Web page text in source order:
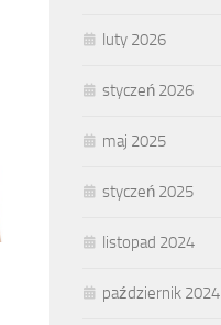
luty 2026
styczeń 2026
maj 2025
styczeń 2025
listopad 2024
październik 2024